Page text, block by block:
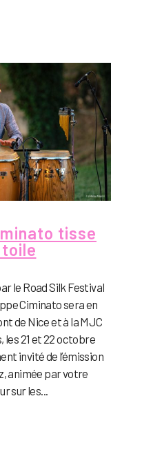
tisse
le Road Silk Festival
Ciminato sera en
de Nice et à la MJC
les 21 et 22 octobre
invité de l’émission
animée par votre
sur les...